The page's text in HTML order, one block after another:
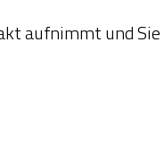
aufnimmt und